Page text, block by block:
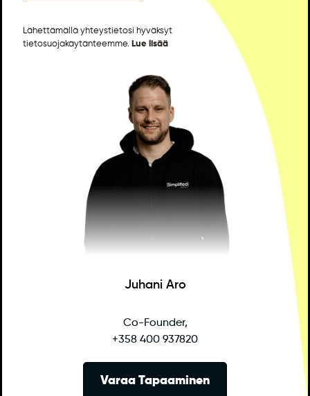
Lähettämällä yhteystietosi hyväksyt
tietosuojakäytänteemme. Lue lisää
Juhani Aro
Co-Founder,
+358 400 937820
Varaa Tapaaminen